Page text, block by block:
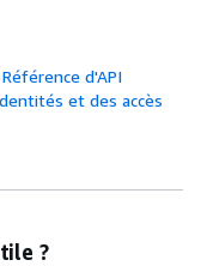
d'API
et des accès
?